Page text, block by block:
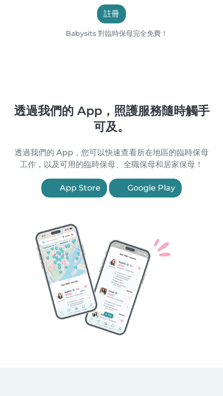
註冊
Babysits 對臨時保母完全免費！
透過我們的 App，照護服務隨時觸手
可及。
透過我們的 App，您可以快速查看所在地區的臨時保母
工作，以及可用的臨時保母、全職保母和居家保母！
App Store Google Play